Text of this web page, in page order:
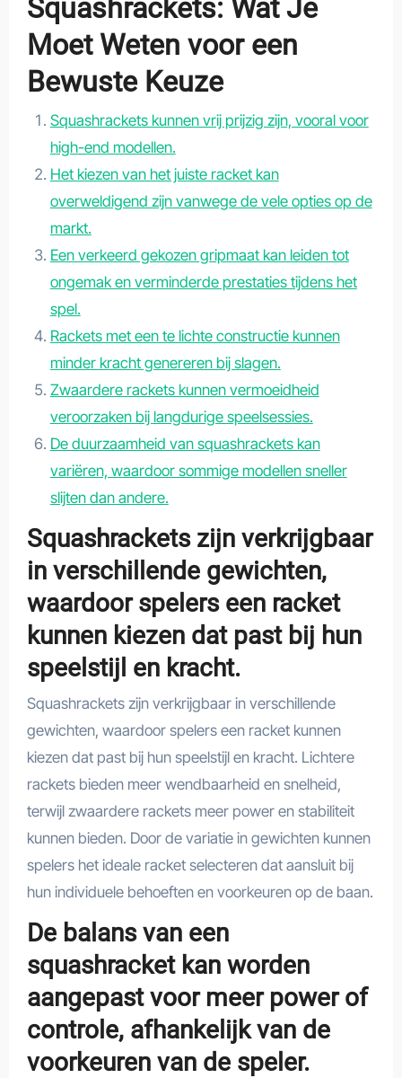
Squashrackets: Wat Je
Moet Weten voor een
Bewuste Keuze
Squashrackets kunnen vrij prijzig zijn, vooral voor
high-end modellen.
Het kiezen van het juiste racket kan
overweldigend zijn vanwege de vele opties op de
markt.
Een verkeerd gekozen gripmaat kan leiden tot
ongemak en verminderde prestaties tijdens het
spel.
Rackets met een te lichte constructie kunnen
minder kracht genereren bij slagen.
Zwaardere rackets kunnen vermoeidheid
veroorzaken bij langdurige speelsessies.
De duurzaamheid van squashrackets kan
variëren, waardoor sommige modellen sneller
slijten dan andere.
Squashrackets zijn verkrijgbaar
in verschillende gewichten,
waardoor spelers een racket
kunnen kiezen dat past bij hun
speelstijl en kracht.
Squashrackets zijn verkrijgbaar in verschillende
gewichten, waardoor spelers een racket kunnen
kiezen dat past bij hun speelstijl en kracht. Lichtere
rackets bieden meer wendbaarheid en snelheid,
terwijl zwaardere rackets meer power en stabiliteit
kunnen bieden. Door de variatie in gewichten kunnen
spelers het ideale racket selecteren dat aansluit bij
hun individuele behoeften en voorkeuren op de baan.
De balans van een
squashracket kan worden
aangepast voor meer power of
controle, afhankelijk van de
voorkeuren van de speler.